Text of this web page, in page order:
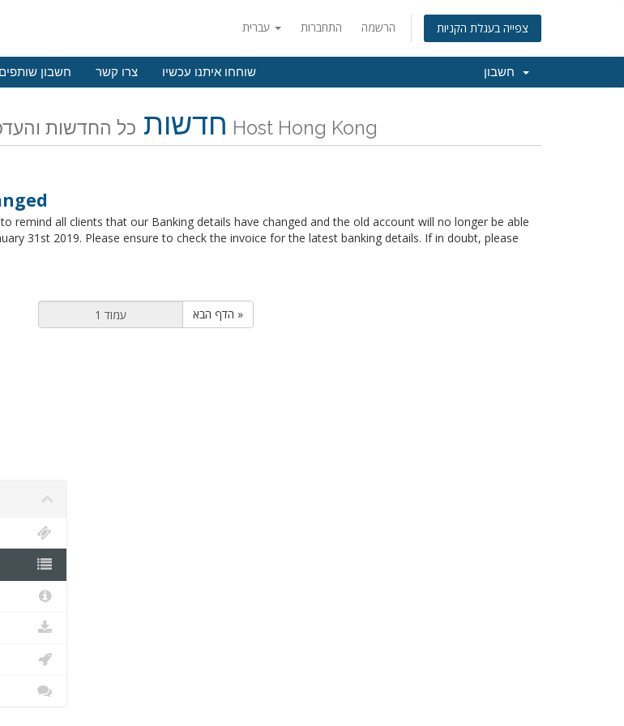
התחברות הרשמה צפייה בעגלת הקניות
חשבון שותפים צרו קשר שוחחו איתנו עכשיו
חדשות כל החדשות והעדכונים האחרונים של Host Hong Kong
remind all clients that our Banking details have changed and the old account will no longer be able
31st 2019. Please ensure to check the invoice for the latest banking details. If in doubt, please
הדף הבא »